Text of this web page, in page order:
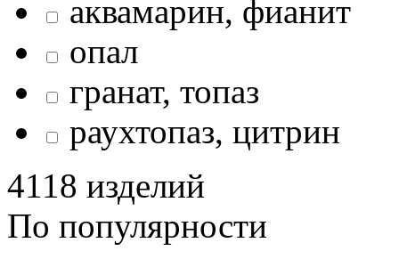
аквамарин, фианит
опал
гранат, топаз
раухтопаз, цитрин
4118 изделий
По популярности